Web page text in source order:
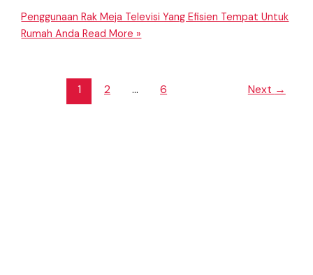
Penggunaan Rak Meja Televisi Yang Efisien Tempat Untuk
Rumah Anda Read More »
1 2 … 6 Next →